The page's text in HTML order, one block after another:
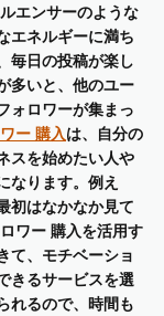
エンサーのような
エネルギーに満ち
毎日の投稿が楽し
多いと、他のユー
ォロワーが集まっ
ー 購入は、自分の
スを始めたい人や
なります。例え
初はなかなか見て
ワー 購入を活用す
て、モチベーショ
きるサービスを選
れるので、時間も